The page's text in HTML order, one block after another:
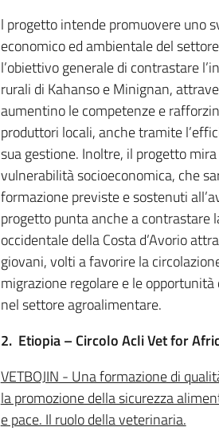
l progetto intende promuovere uno
economico ed ambientale del
l’obiettivo generale di contrastare
rurali di Kahanso e Minignan,
aumentino le competenze e
produttori locali, anche tramite
sua gestione. Inoltre, il progetto
vulnerabilità socioeconomica, che
formazione previste e sostenuti
progetto punta anche a contrastare
occidentale della Costa d’Avorio
giovani, volti a favorire la
migrazione regolare e le
nel settore agroalimentare.
2. Etiopia – Circolo Acli Vet for
VETBOJIN - Una formazione di
la promozione della sicurezza
e pace. Il ruolo della veterinaria.